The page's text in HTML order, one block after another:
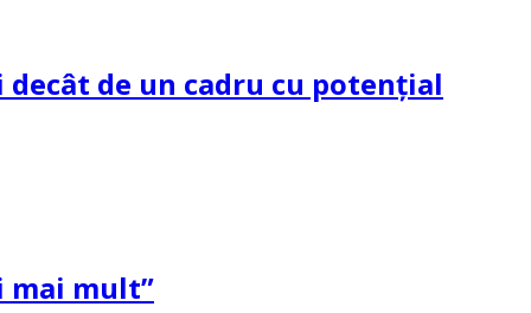
de un cadru cu potenţial
mai mult”